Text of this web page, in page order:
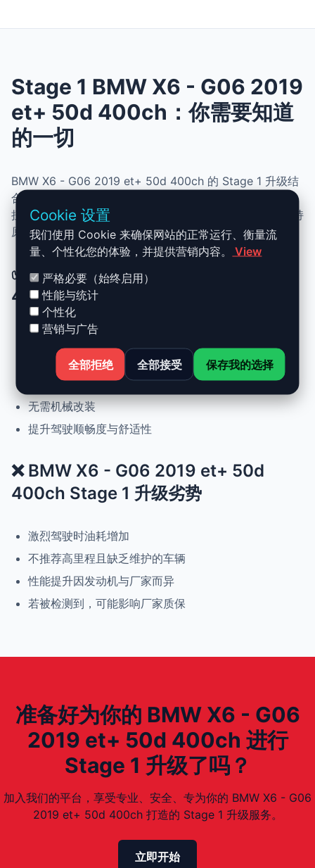
Stage 1 BMW X6 - G06 2019
et+ 50d 400ch：你需要知道
的一切
BMW X6 - G06 2019 et+ 50d 400ch 的 Stage 1 升级结
合了性能、安全与简便性。无需机械改动，即可提升动力、
扭矩并优化油耗。非常适合追求更灵敏驾驶体验且希望保持
原厂可靠性的车主。
✅ BMW X6 - G06 2019 et+ 50d
400ch Stage 1 升级优势
动力提升高达 +30%，扭矩提升 +25%
正常驾驶下优化油耗
可随时恢复原厂设置
无需机械改装
提升驾驶顺畅度与舒适性
❌ BMW X6 - G06 2019 et+ 50d
400ch Stage 1 升级劣势
激烈驾驶时油耗增加
不推荐高里程且缺乏维护的车辆
性能提升因发动机与厂家而异
若被检测到，可能影响厂家质保
准备好为你的 BMW X6 - G06
2019 et+ 50d 400ch 进行
Stage 1 升级了吗？
加入我们的平台，享受专业、安全、专为你的 BMW X6 - G06
2019 et+ 50d 400ch 打造的 Stage 1 升级服务。
立即开始
Cookie 设置
我们使用 Cookie 来确保网站的正常运行、衡量流
量、个性化您的体验，并提供营销内容。
View
严格必要（始终启用）
性能与统计
个性化
营销与广告
全部拒绝 全部接受 保存我的选择